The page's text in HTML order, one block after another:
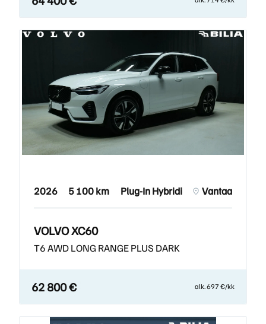
2026 5 100 km Plug-In Hybridi Vantaa
VOLVO XC60
T6 AWD LONG RANGE PLUS DARK
62 800 € alk. 697 €/kk